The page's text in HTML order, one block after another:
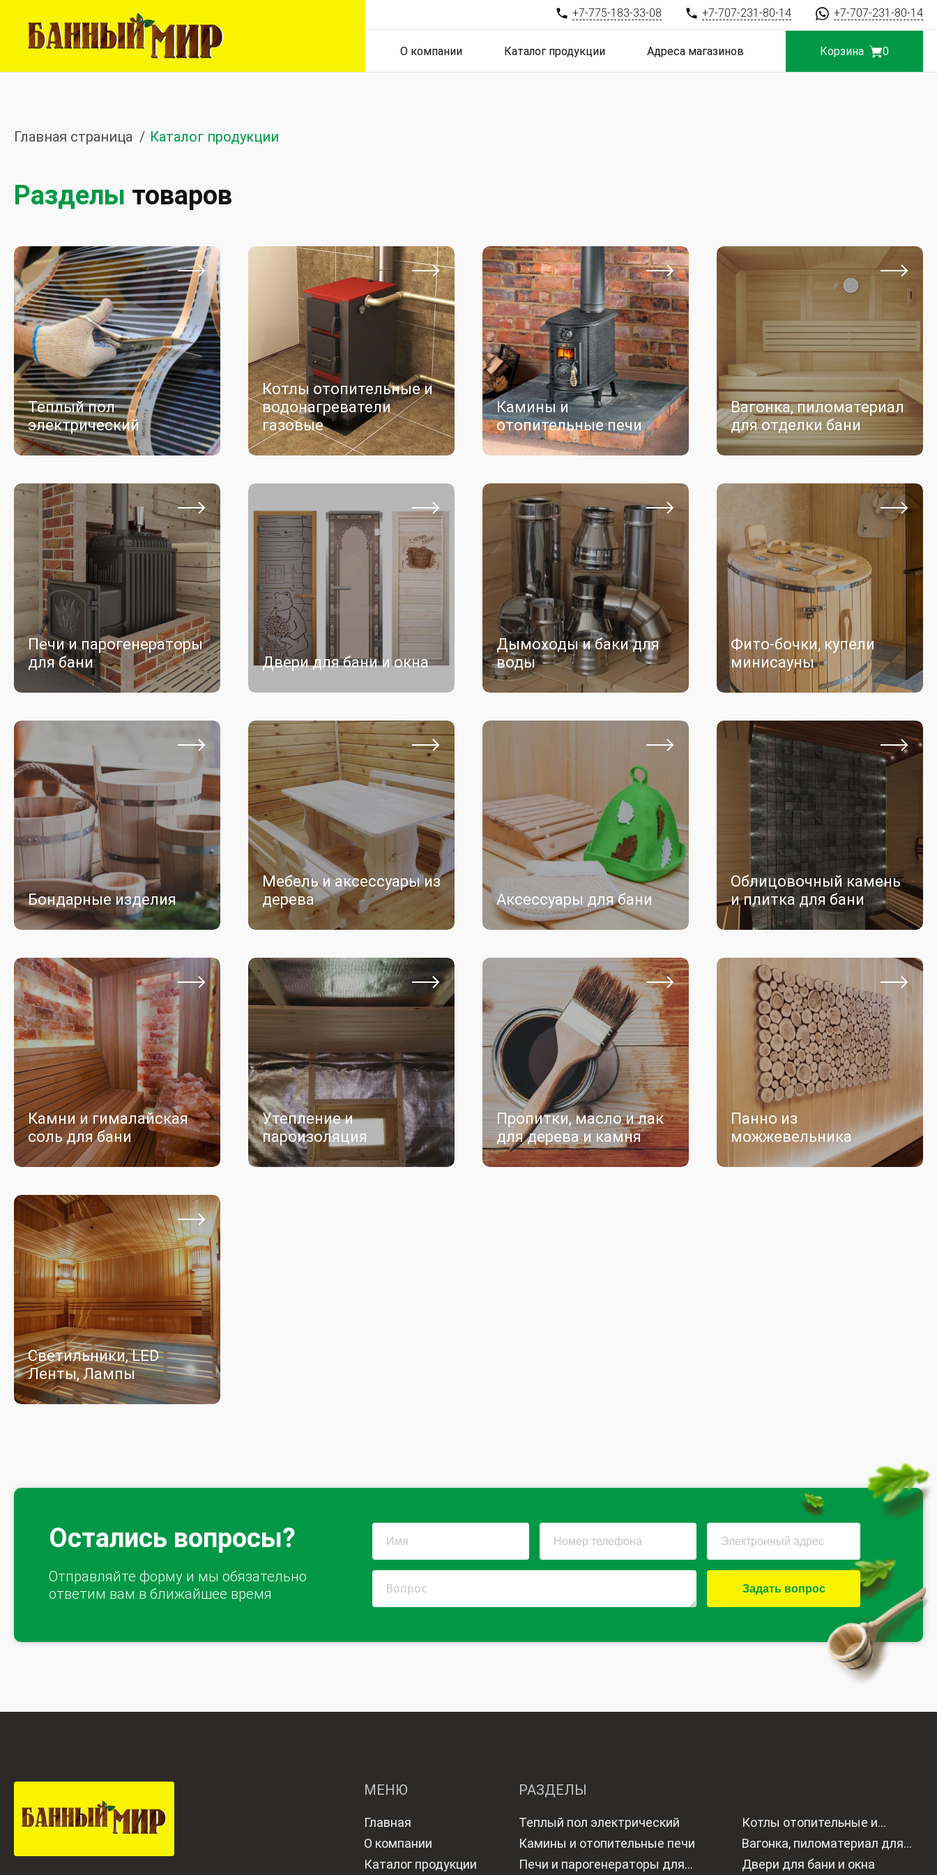
+7-775-183-33-08 +7-707-231-80-14 +7-707-231-80-14
О компании Каталог продукции Адреса магазинов Корзина 0
Главная страница Каталог продукции
Разделы товаров
Теплый пол
электрический
Котлы отопительные и
водонагреватели
газовые
Камины и
отопительные печи
Вагонка, пиломатериал
для отделки бани
Печи и парогенераторы
для бани
Двери для бани и окна
Дымоходы и баки для
воды
Фито-бочки, купели
минисауны
Бондарные изделия
Мебель и аксессуары из
дерева
Аксессуары для бани
Облицовочный камень
и плитка для бани
Камни и гималайская
соль для бани
Утепление и
пароизоляция
Пропитки, масло и лак
для дерева и камня
Панно из
можжевельника
Светильники, LED
Ленты, Лампы
Остались вопросы?
Отправляйте форму и мы обязательно
ответим вам в ближайшее время
Задать вопрос
МЕНЮ
Главная
О компании
Каталог продукции
РАЗДЕЛЫ
Теплый пол электрический
Котлы отопительные и
водонагреватели газовые
Камины и отопительные печи
Вагонка, пиломатериал для
отделки бани
Печи и парогенераторы для Двери для бани и окна